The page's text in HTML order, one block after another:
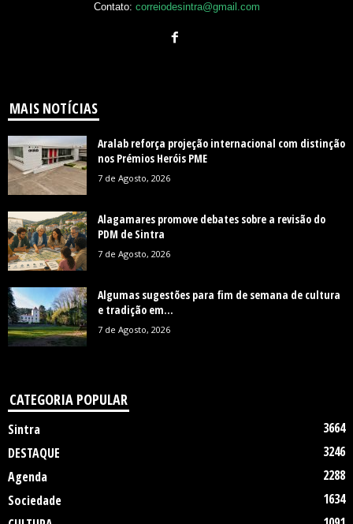
Contato: correiodesintra@gmail.com
MAIS NOTÍCIAS
Aralab reforça projeção internacional com distinção
nos Prémios Heróis PME
7 de Agosto, 2026
Alagamares promove debates sobre a revisão do
PDM de Sintra
7 de Agosto, 2026
Algumas sugestões para fim de semana de cultura
e tradição em...
7 de Agosto, 2026
CATEGORIA POPULAR
Sintra
3664
DESTAQUE
3246
Agenda
2288
Sociedade
1634